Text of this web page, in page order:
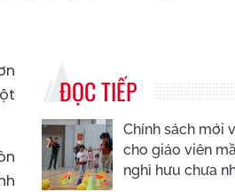
ĐỌC TIẾP
Chính sách mới
cho giáo viên
nghỉ hưu chưa